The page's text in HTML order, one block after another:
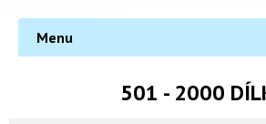
Menu
501 - 2000